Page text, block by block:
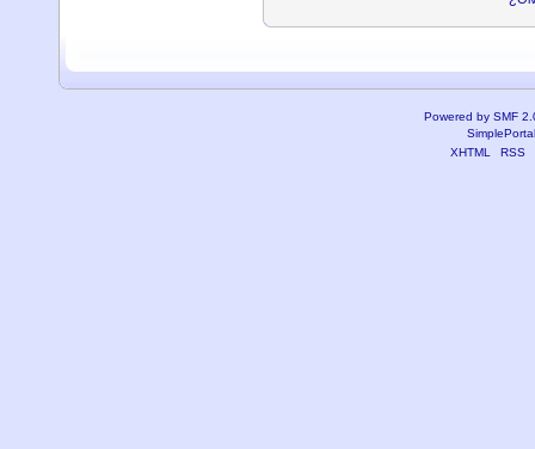
Powered by SMF
XHTML
RSS